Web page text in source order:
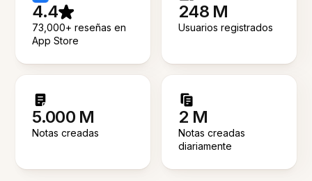
4.4
73,000+ reseñas en
App Store
248 M
Usuarios registrados
5.000 M
Notas creadas
2 M
Notas creadas
diariamente